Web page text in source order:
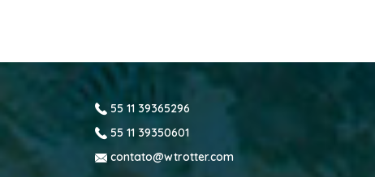
55 11 39365296
55 11 39350601
contato@wtrotter.com